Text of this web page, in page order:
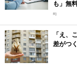
も」無
R]
「え、
差がつ